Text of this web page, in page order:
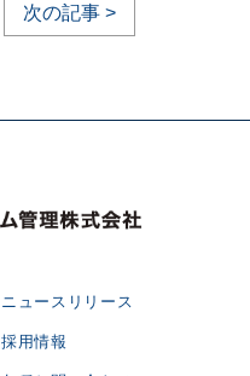
次の記事 >
ニュースリリース
採用情報